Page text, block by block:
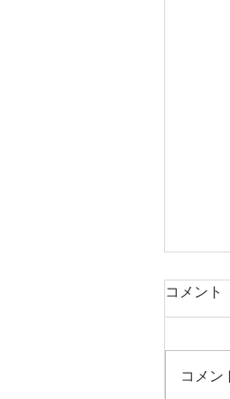
コメント
コメン